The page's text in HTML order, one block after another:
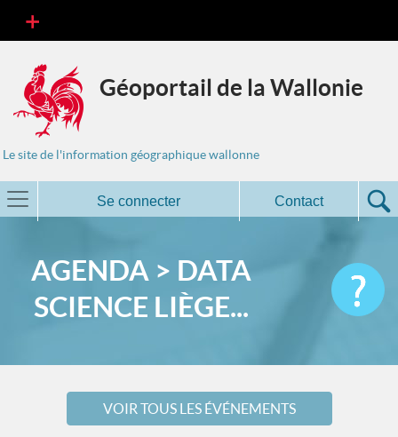
Géoportail de la Wallonie
Le site de l'information géographique wallonne
Se connecter Contact
AGENDA > DATA
SCIENCE LIÈGE...
VOIR TOUS LES ÉVÉNEMENTS